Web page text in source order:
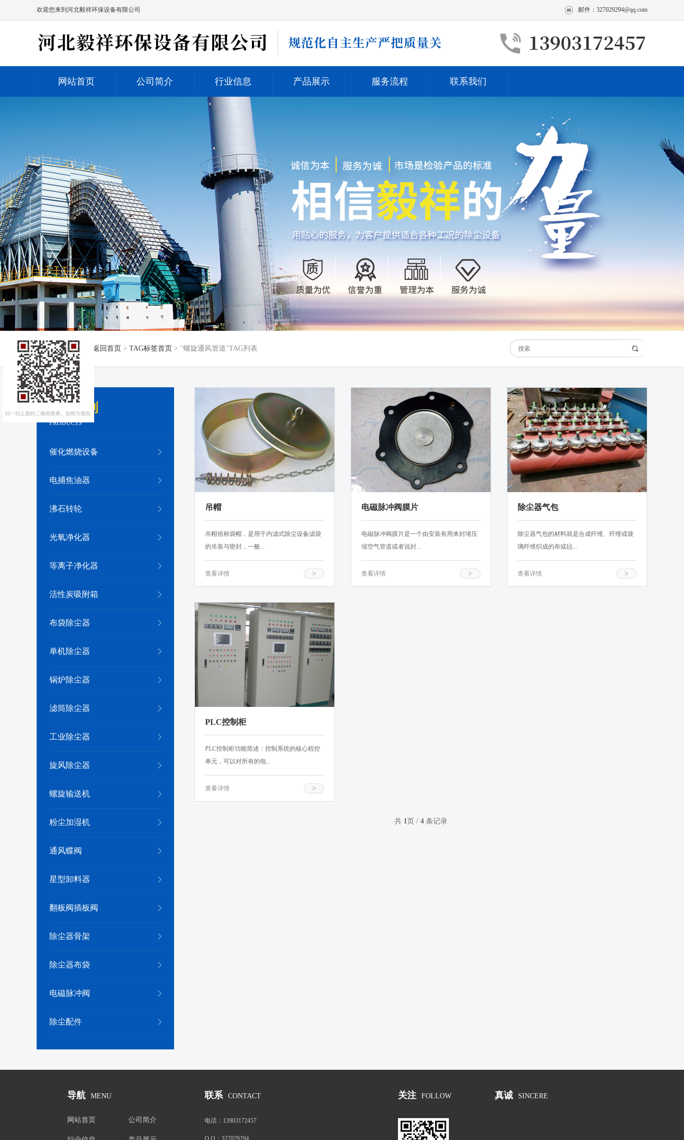
欢迎您来到河北毅祥环保设备有限公司 邮件：327029294@qq.com
网站首页 公司简介 行业信息 产品展示 服务流程 联系我们
当前位置： 返回首页 > TAG标签首页 > "螺旋通风管道"TAG列表
产品系列
PRODUCTS
催化燃烧设备
电捕焦油器
沸石转轮
光氧净化器
等离子净化器
活性炭吸附箱
布袋除尘器
单机除尘器
锅炉除尘器
滤筒除尘器
工业除尘器
旋风除尘器
螺旋输送机
粉尘加湿机
通风蝶阀
星型卸料器
翻板阀插板阀
除尘器骨架
除尘器布袋
电磁脉冲阀
除尘配件
吊帽
吊帽俗称袋帽，是用于内滤式除尘设备滤袋
的吊装与密封，一般...
查看详情
电磁脉冲阀膜片
电磁脉冲阀膜片是一个由安装有用来封堵压
缩空气管道或者说封...
查看详情
除尘器气包
除尘器气包的材料就是合成纤维、纤维或玻
璃纤维织成的布或毡...
查看详情
PLC控制柜
PLC控制柜功能简述：控制系统的核心程控
单元，可以对所有的电...
查看详情
共 1页 / 4 条记录
导航 MENU
网站首页 公司简介
联系 CONTACT
电话： 13903172457
Q Q： 327029294
关注 FOLLOW 真诚 SINCERE